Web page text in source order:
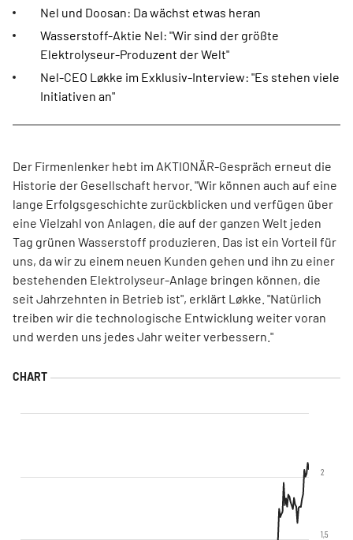
Nel und Doosan: Da wächst etwas heran
Wasserstoff-Aktie Nel: "Wir sind der größte
Elektrolyseur-Produzent der Welt"
Nel-CEO Løkke im Exklusiv-Interview: "Es stehen viele
Initiativen an"
Der Firmenlenker hebt im AKTIONÄR-Gespräch erneut die
Historie der Gesellschaft hervor. "Wir können auch auf eine
lange Erfolgsgeschichte zurückblicken und verfügen über
eine Vielzahl von Anlagen, die auf der ganzen Welt jeden
Tag grünen Wasserstoff produzieren. Das ist ein Vorteil für
uns, da wir zu einem neuen Kunden gehen und ihn zu einer
bestehenden Elektrolyseur-Anlage bringen können, die
seit Jahrzehnten in Betrieb ist", erklärt Løkke. "Natürlich
treiben wir die technologische Entwicklung weiter voran
und werden uns jedes Jahr weiter verbessern."
1,5
2